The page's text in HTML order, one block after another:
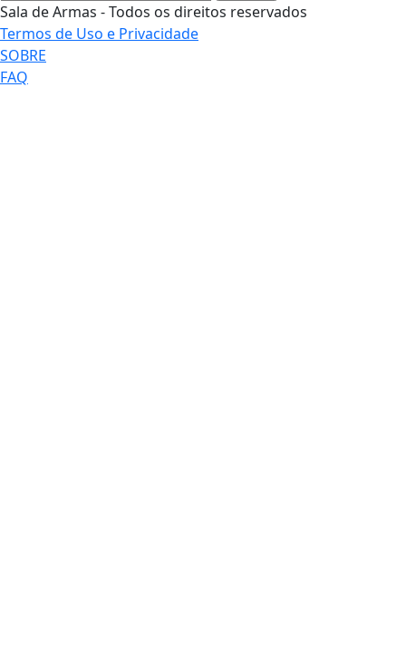
Sala de Armas - Todos os direitos reservados
Termos de Uso e Privacidade
SOBRE
FAQ